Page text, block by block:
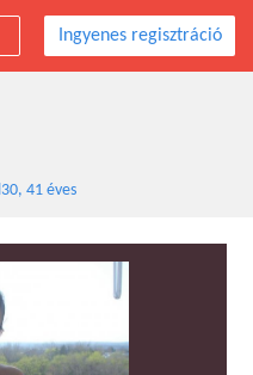
Ingyenes regisztráció
41 éves
41 éves